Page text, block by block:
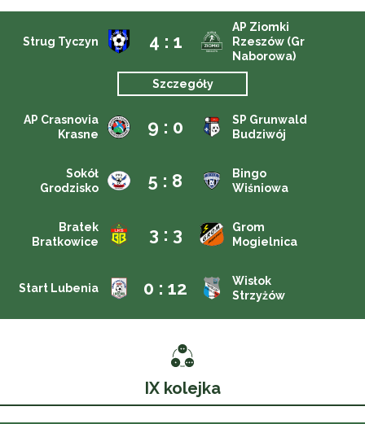
Strug Tyczyn 4 : 1
AP Ziomki
Rzeszów (Gr
Naborowa)
Szczegóły
AP Crasnovia
Krasne
9 : 0
SP Grunwald
Budziwój
Sokół
Grodzisko
5 : 8
Bingo
Wiśniowa
Bratek
Bratkowice
3 : 3
Grom
Mogielnica
Start Lubenia 0 : 12
Wisłok
Strzyżów
IX kolejka